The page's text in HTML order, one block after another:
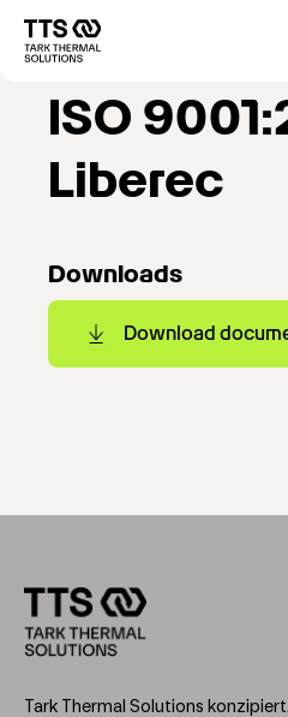
zum
Inhalt
ISO
Liberec
Downloads
Download
Tark Thermal Solutions